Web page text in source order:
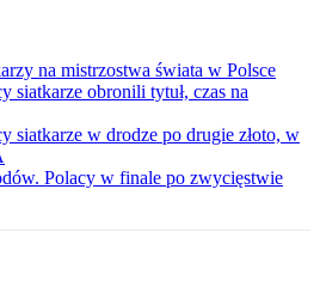
na mistrzostwa świata w Polsce
siatkarze obronili tytuł, czas na
siatkarze w drodze po drugie złoto, w
Polacy w finale po zwycięstwie